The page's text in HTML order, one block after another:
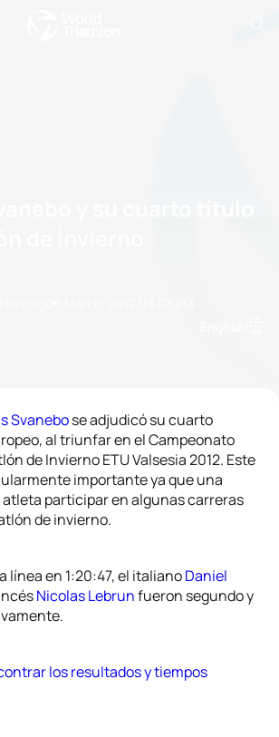
Svanebose adjudicó su cuarto
al triunfar en el Campeonato
de Invierno ETU Valsesia 2012. Este
importante ya que una
atleta participar en algunas carreras
de invierno.
línea en 1:20:47, el italianoDaniel
Nicolas Lebrunfueron segundo y
los resultados y tiempos